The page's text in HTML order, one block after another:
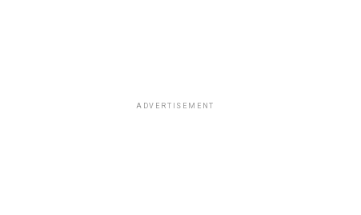
ADVERTISEMENT